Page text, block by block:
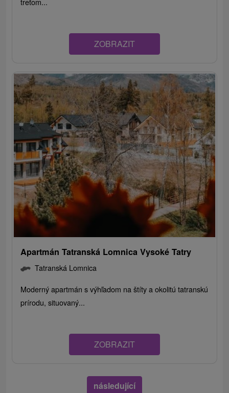
ZOBRAZIT
Apartmán Tatranská Lomnica Vysoké Tatry
Tatranská Lomnica
Moderný apartmán s výhľadom na štíty a okolitú tatranskú
prírodu, situovaný...
ZOBRAZIT
následující